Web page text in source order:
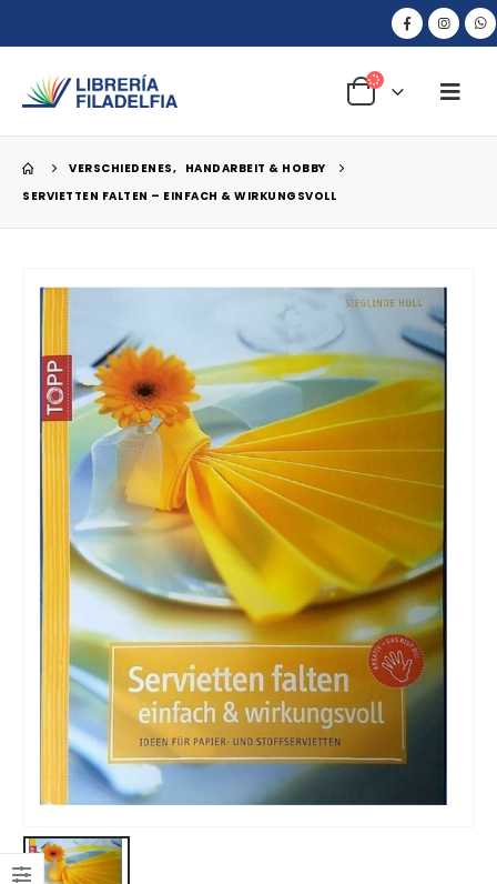
VERSCHIEDENES, HANDARBEIT & HOBBY
SERVIETTEN FALTEN – EINFACH & WIRKUNGSVOLL